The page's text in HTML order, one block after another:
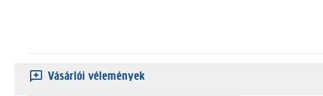
Vásárlói vélemények